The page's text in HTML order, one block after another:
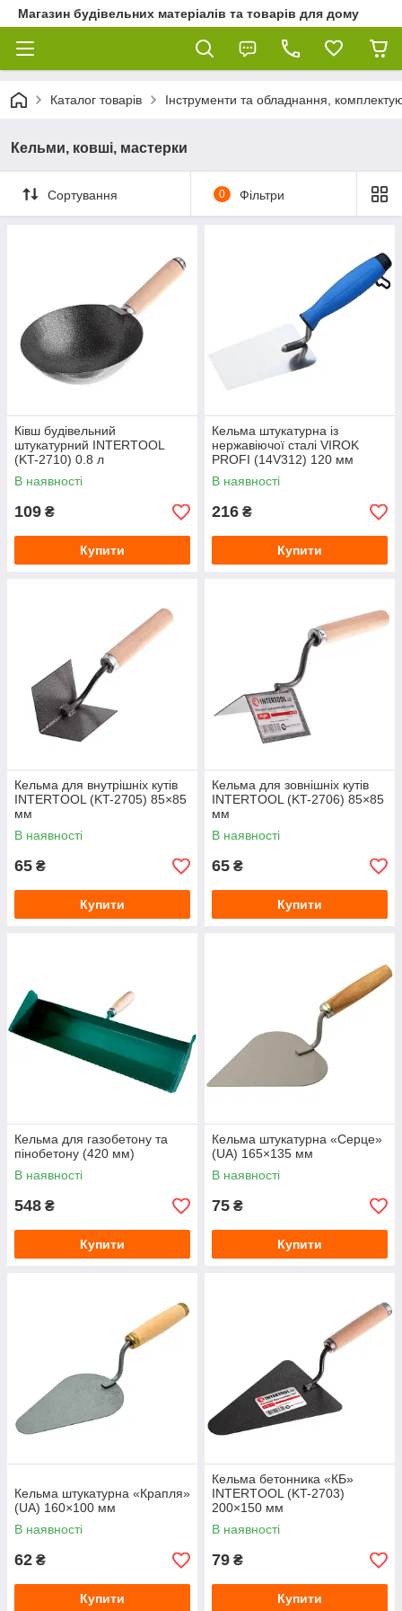
Магазин будівельних матеріалів та товарів для дому
Каталог товарів Інструменти та обладнання,
Кельми, ковші, мастерки
Сортування 0 Фільтри
Ківш будівельний
штукатурний INTERTOOL
(KT-2710) 0.8 л
В наявності
109 ₴
Купити
Кельма штукатурна із
нержавіючої сталі VIROK
PROFI (14V312) 120 мм
В наявності
216 ₴
Купити
Кельма для внутрішніх кутів
INTERTOOL (KT-2705) 85×85
мм
В наявності
65 ₴
Купити
Кельма для зовнішніх кутів
INTERTOOL (KT-2706) 85×85
мм
В наявності
65 ₴
Купити
Кельма для газобетону та
пінобетону (420 мм)
В наявності
548 ₴
Купити
Кельма штукатурна «Серце»
(UA) 165×135 мм
В наявності
75 ₴
Купити
Кельма штукатурна «Крапля»
(UA) 160×100 мм
В наявності
62 ₴
Купити
Кельма бетонника «КБ»
INTERTOOL (KT-2703)
200×150 мм
В наявності
79 ₴
Купити